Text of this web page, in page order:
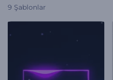
9 Şablonlar